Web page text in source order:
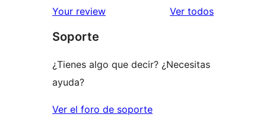
estrellas
de
estrellas
Your review Ver todoslos
Soporte
¿Tienes algo que decir? ¿Necesitas
ayuda?
Ver el foro de soporte